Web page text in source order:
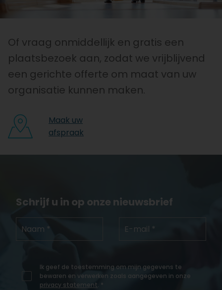
Of vraag onmiddellijk en gratis een
plaatsbezoek aan, zodat we vrijblijvend
een gerichte offerte om maat van uw
organisatie kunnen maken.
Maak uw
afspraak
Schrijf u in op onze nieuwsbrief
Ik geef de toestemming om mijn gegevens te
bewaren en verwerken zoals aangegeven in onze
privacy statement. *